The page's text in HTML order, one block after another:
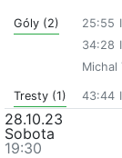
Góly (2) 25:55
34:28
Michal
Tresty (1) 43:44
28.10.23
Sobota
19:30